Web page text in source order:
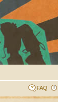
FAQ